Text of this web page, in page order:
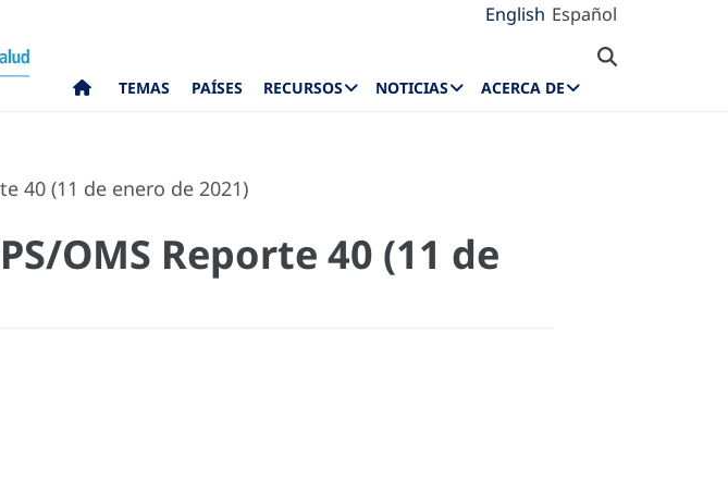
English Español
TEMAS PAÍSES RECURSOS NOTICIAS ACERCA DE
40 (11 de enero de 2021)
OMS Reporte 40 (11 de